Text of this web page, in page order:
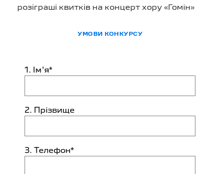
розіграші квитків на концерт хору «Гомін»
УМОВИ КОНКУРСУ